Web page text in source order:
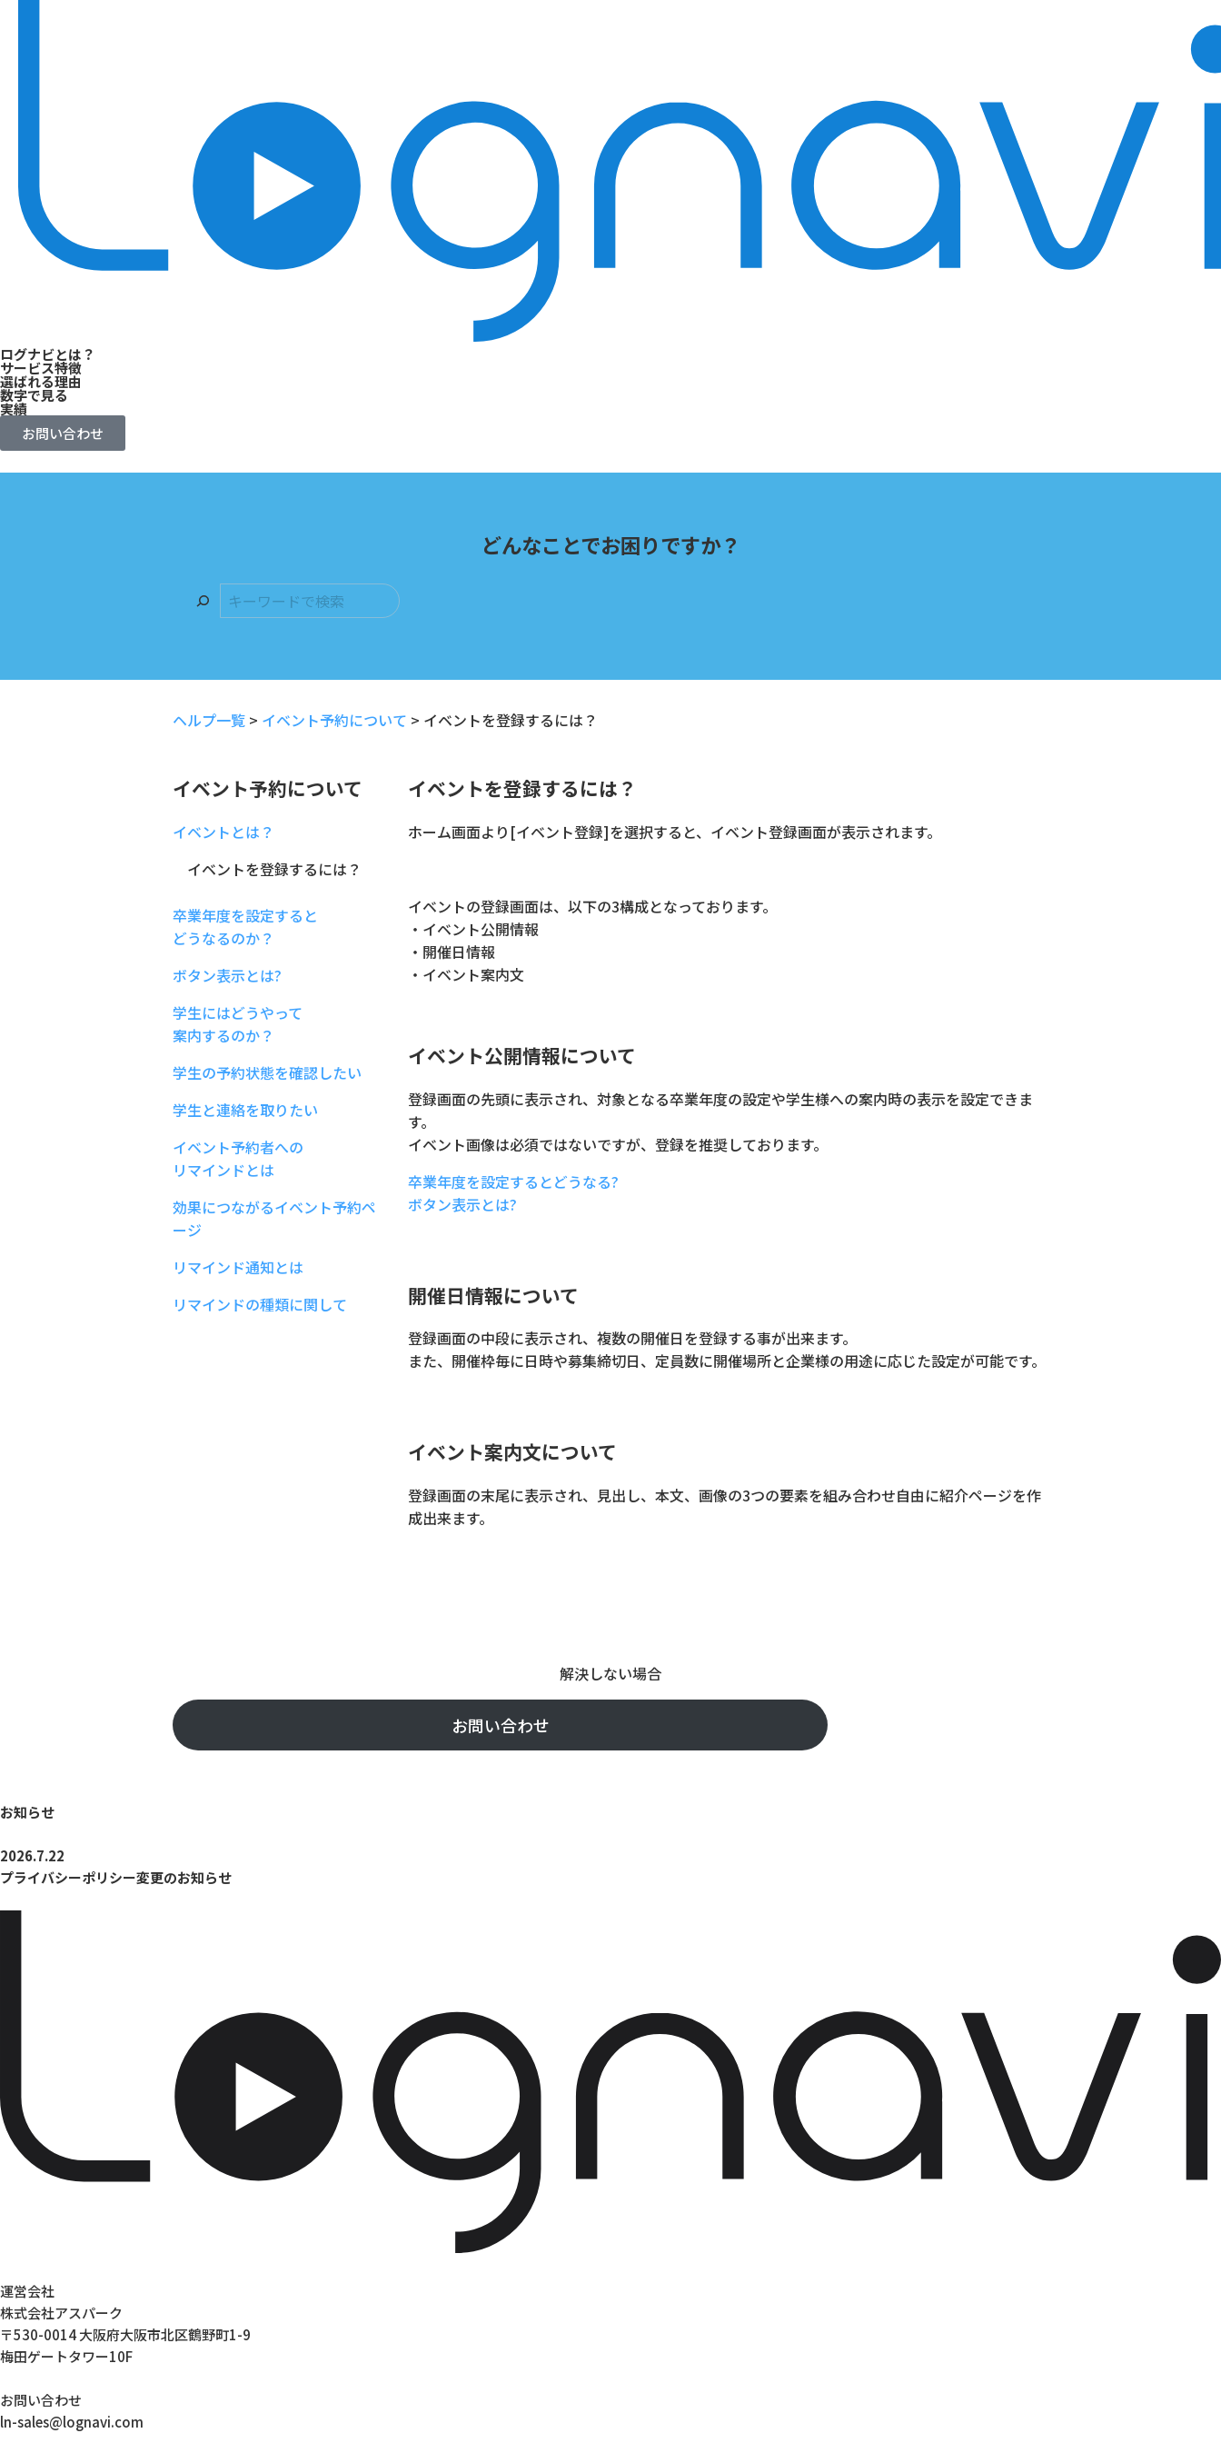
ログナビとは？
サービス特徴
選ばれる理由
数字で見る
実績
お問い合わせ
どんなことでお困りですか？
ヘルプ一覧 > イベント予約について > イベントを登録するには？
イベント予約について
イベントとは？
イベントを登録するには？
卒業年度を設定すると
どうなるのか？
ボタン表示とは?
学生にはどうやって
案内するのか？
学生の予約状態を確認したい
学生と連絡を取りたい
イベント予約者への
リマインドとは
効果につながるイベント予約ペ
ージ
リマインド通知とは
リマインドの種類に関して
イベントを登録するには？
ホーム画面より[イベント登録]を選択すると、イベント登録画面が表示されます。
イベントの登録画面は、以下の3構成となっております。
・イベント公開情報
・開催日情報
・イベント案内文
イベント公開情報について
登録画面の先頭に表示され、対象となる卒業年度の設定や学生様への案内時の表示を設定できま
す。
イベント画像は必須ではないですが、登録を推奨しております。
卒業年度を設定するとどうなる?
ボタン表示とは?
開催日情報について
登録画面の中段に表示され、複数の開催日を登録する事が出来ます。
また、開催枠毎に日時や募集締切日、定員数に開催場所と企業様の用途に応じた設定が可能です。
イベント案内文について
登録画面の末尾に表示され、見出し、本文、画像の3つの要素を組み合わせ自由に紹介ページを作
成出来ます。
解決しない場合
お問い合わせ
お知らせ
2026.7.22
プライバシーポリシー変更のお知らせ
運営会社
株式会社アスパーク
〒530-0014 大阪府大阪市北区鶴野町1-9
梅田ゲートタワー10F
お問い合わせ
ln-sales@lognavi.com